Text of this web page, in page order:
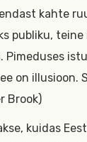
kahte
publiku,
Pimeduses
on illusioon.
Brook)
kuidas